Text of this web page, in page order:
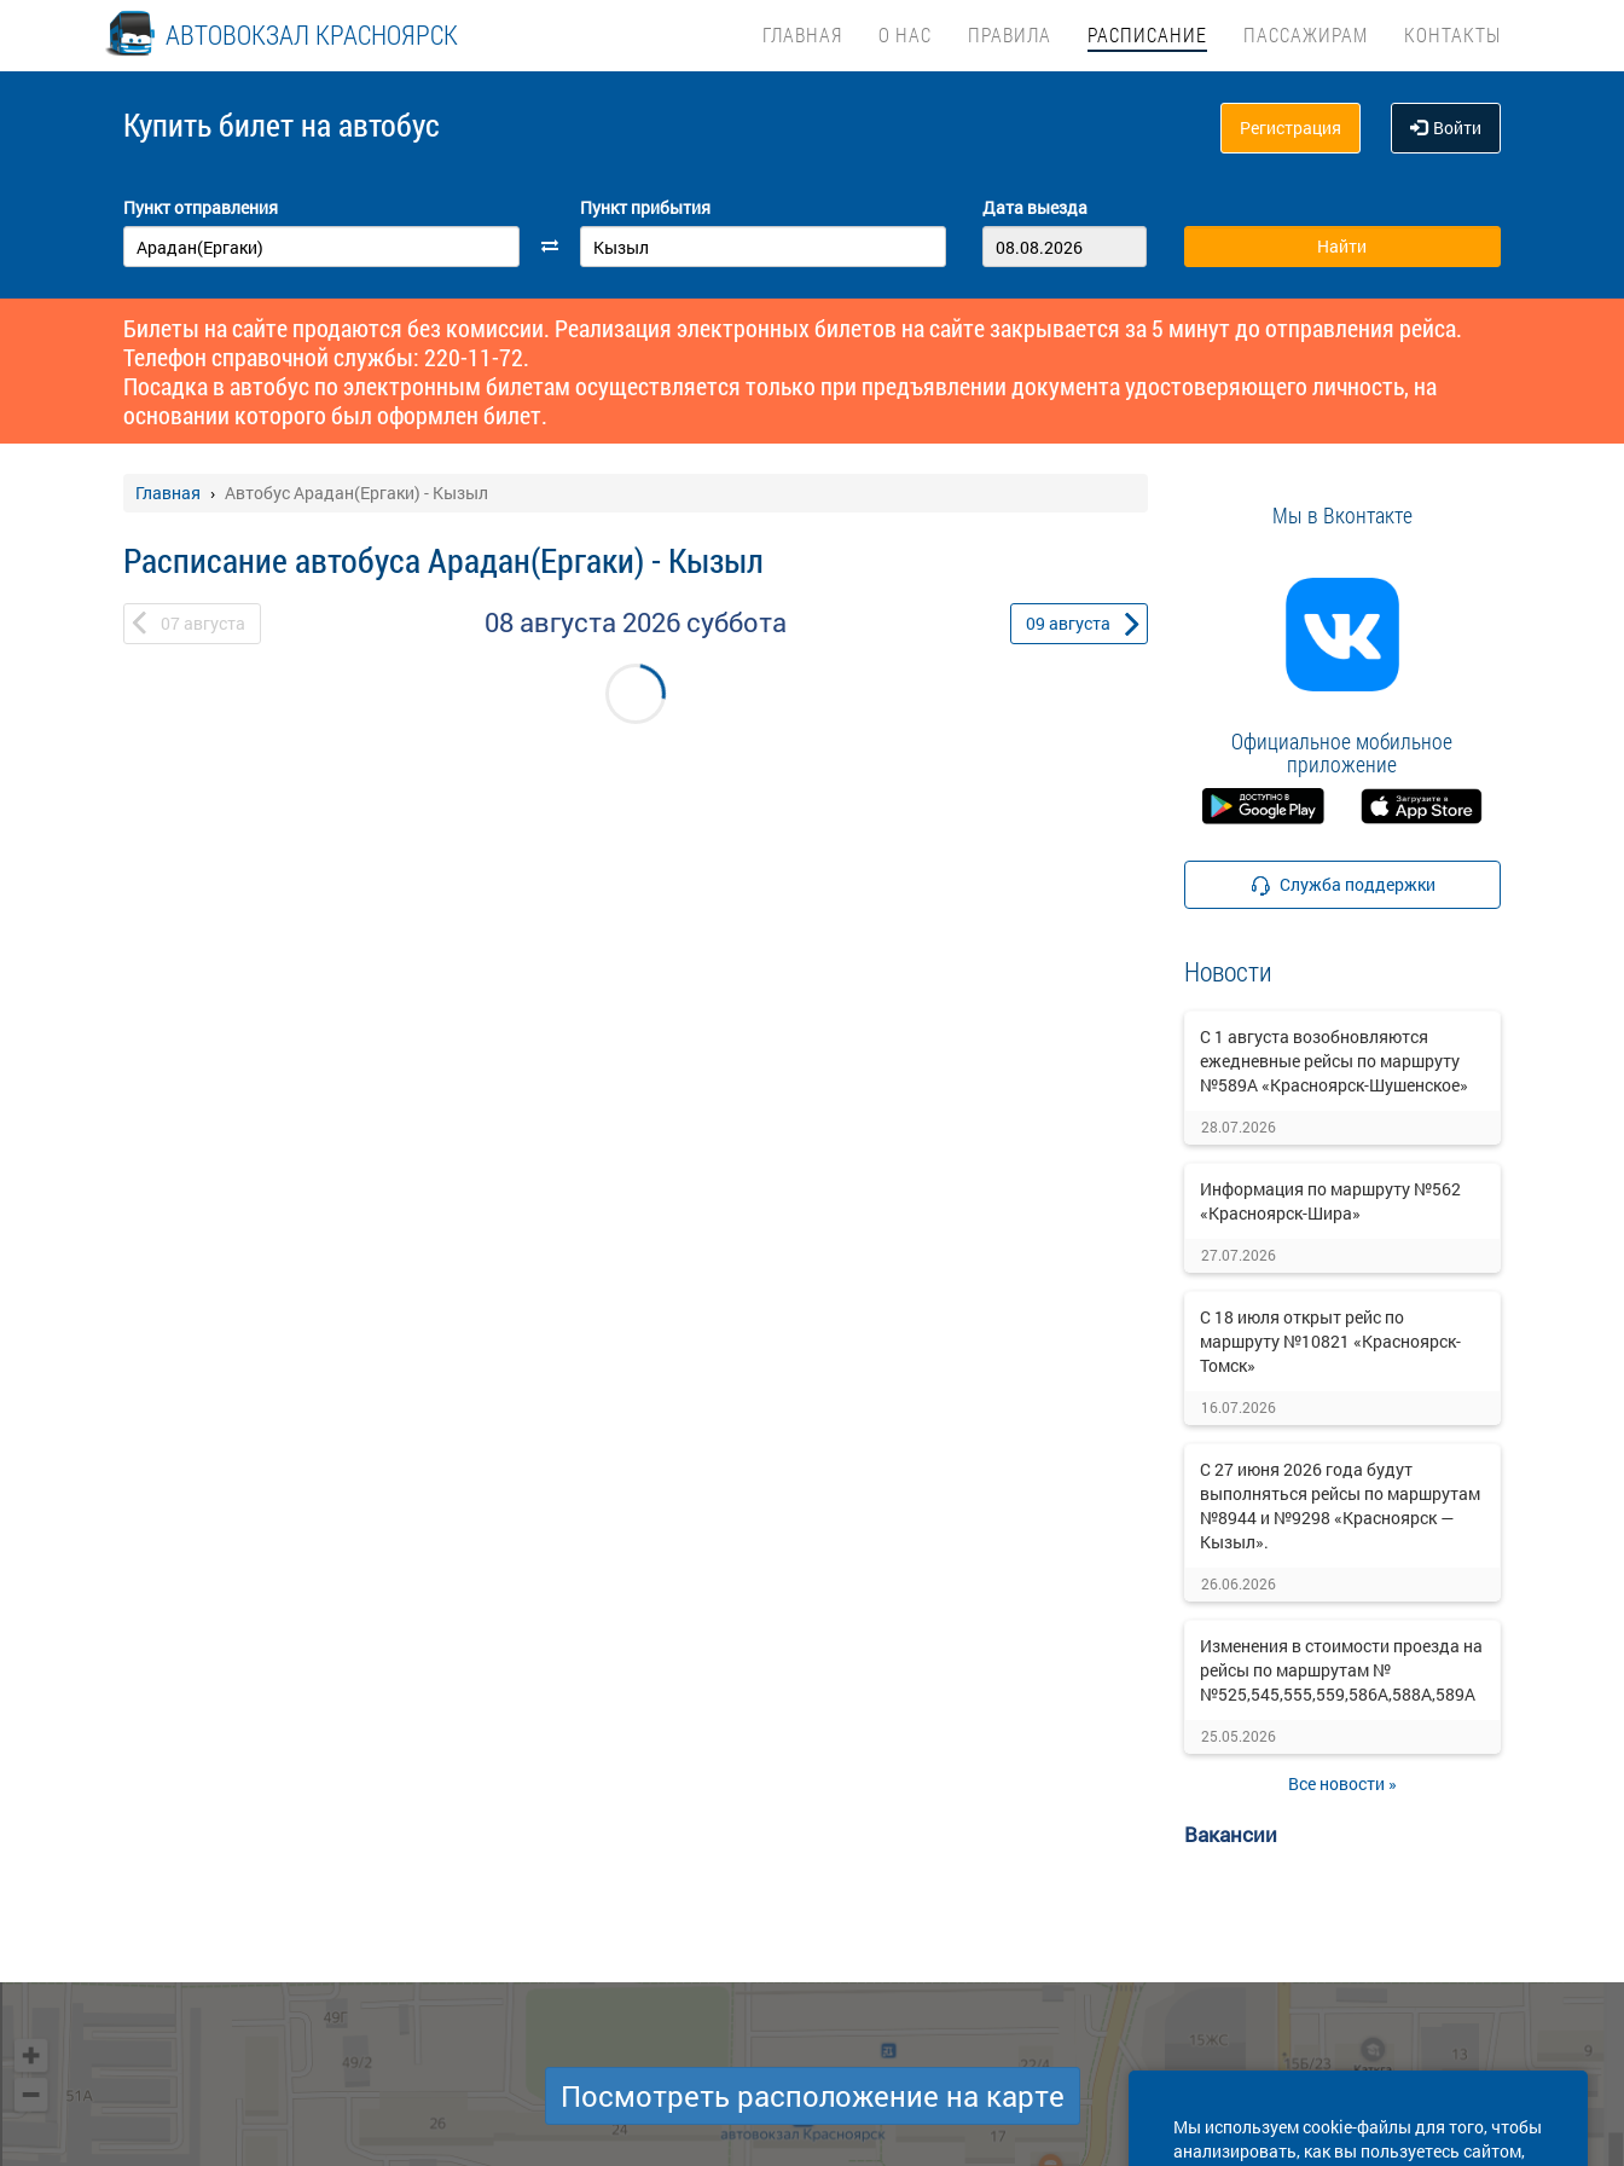
АВТОВОКЗАЛ КРАСНОЯРСК ГЛАВНАЯ О НАС ПРАВИЛА РАСПИСАНИЕ ПАССАЖИРАМ КОНТАКТЫ
Купить билет на автобус Регистрация Войти
Пункт отправления Пункт прибытия Дата выезда
Билеты на сайте продаются без комиссии. Реализация электронных билетов на сайте закрывается за 5 минут до отправления рейса.
Телефон справочной службы: 220-11-72.
Посадка в автобус по электронным билетам осуществляется только при предъявлении документа удостоверяющего личность, на
основании которого был оформлен билет.
Главная Автобус Арадан(Ергаки) - Кызыл
Расписание автобуса Арадан(Ергаки) - Кызыл
07 августа 08 августа 2026 суббота 09 августа
Мы в Вконтакте
Официальное мобильное
приложение
Служба поддержки
Новости
С 1 августа возобновляются
ежедневные рейсы по маршруту
№589А «Красноярск-Шушенское»
28.07.2026
Информация по маршруту №562
«Красноярск-Шира»
27.07.2026
С 18 июля открыт рейс по
маршруту №10821 «Красноярск-
Томск»
16.07.2026
С 27 июня 2026 года будут
выполняться рейсы по маршрутам
№8944 и №9298 «Красноярск —
Кызыл».
26.06.2026
Изменения в стоимости проезда на
рейсы по маршрутам №
№525,545,555,559,586А,588А,589А
25.05.2026
Все новости »
Вакансии
Мы используем cookie-файлы для того, чтобы
анализировать, как вы пользуетесь сайтом,
Посмотреть расположение на карте